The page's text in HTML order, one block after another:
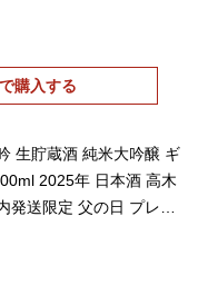
購入する
生貯蔵酒 純米大吟醸 ギ
2025年 日本酒 高木
発送限定 父の日 プレゼ